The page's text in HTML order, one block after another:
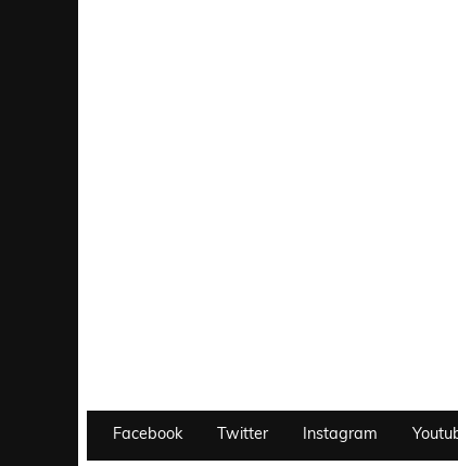
Facebook Twitter Instagram